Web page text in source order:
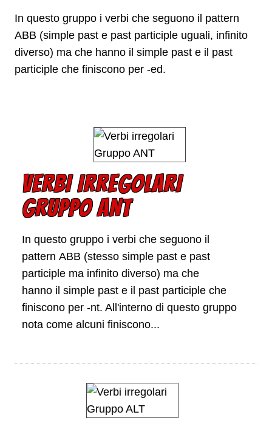
In questo gruppo i verbi che seguono il pattern
ABB (simple past e past participle uguali, infinito
diverso) ma che hanno il simple past e il past
participle che finiscono per -ed.
VERBI IRREGOLARI
GRUPPO ANT
In questo gruppo i verbi che seguono il
pattern ABB (stesso simple past e past
participle ma infinito diverso) ma che
hanno il simple past e il past participle che
finiscono per -nt. All'interno di questo gruppo
nota come alcuni finiscono...